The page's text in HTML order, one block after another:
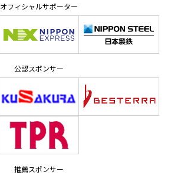
オフィシャルサポーター
公認スポンサー
推薦スポンサー